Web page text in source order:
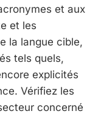
et aux
et les
la langue cible,
tels quels,
explicités
Vérifiez les
concerné